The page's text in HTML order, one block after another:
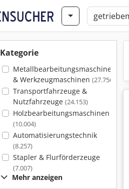
Kategorie
Metallbearbeitungsmaschinen
& Werkzeugmaschinen (27.756)
Transportfahrzeuge &
Nutzfahrzeuge (24.153)
Holzbearbeitungsmaschinen
(10.004)
Automatisierungstechnik
(8.257)
Stapler & Flurförderzeuge
(7.007)
Mehr anzeigen